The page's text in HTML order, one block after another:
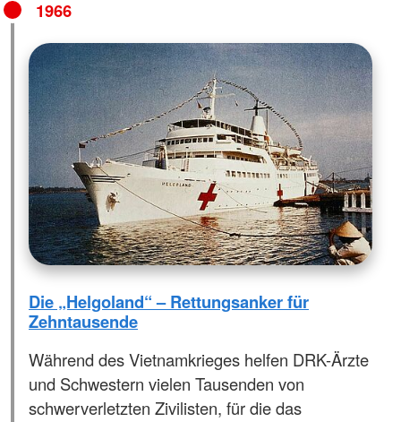
1966
Die „Helgoland“ – Rettungsanker für
Zehntausende
Während des Vietnamkrieges helfen DRK-Ärzte
und Schwestern vielen Tausenden von
schwerverletzten Zivilisten, für die das